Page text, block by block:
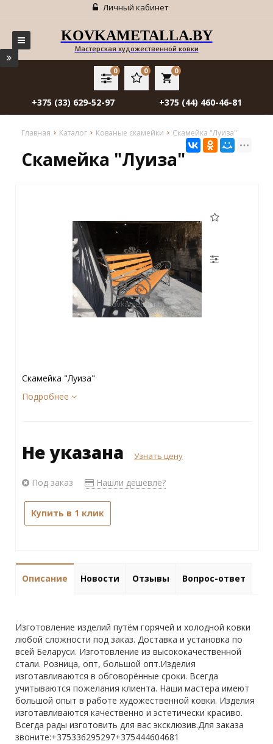
Личный кабинет
KOVKAMETALLA.BY
Мастерская художественной ковки
local_grocery_store
0
0
0
+375 (33) 629-52-97 +375 (44) 460-46-81
Главная Каталог Кованые скамейки Скамейка "Луиза"
Скамейка "Луиза"
Скамейка "Луиза"
Подробнее
Не указана Узнать цену
Под заказ Нашли дешевле?
Купить в 1 клик
Описание Новости Отзывы Вопрос-ответ
Изготовление изделий путём горячей и холодной ковки
любой сложности под заказ. Доставка и установка по
всей Беларуси. Изготовление из высококачественной
стали. Розница, опт, большой опт.Изделия
изготавливаются в обговорённые сроки. Всегда
учитываются пожелания клиента. Наши мастера имеют
большой опыт в работе художественной ковки. Изделия
изготавливаются качественно и эстетически красиво.
Всегда рады изготовить для вас эксклюзив.Для заказа
звоните:+375336295297+375444604681